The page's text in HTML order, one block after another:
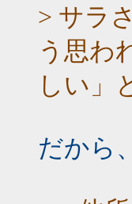
> サラ
う思わ
しい」
だから、